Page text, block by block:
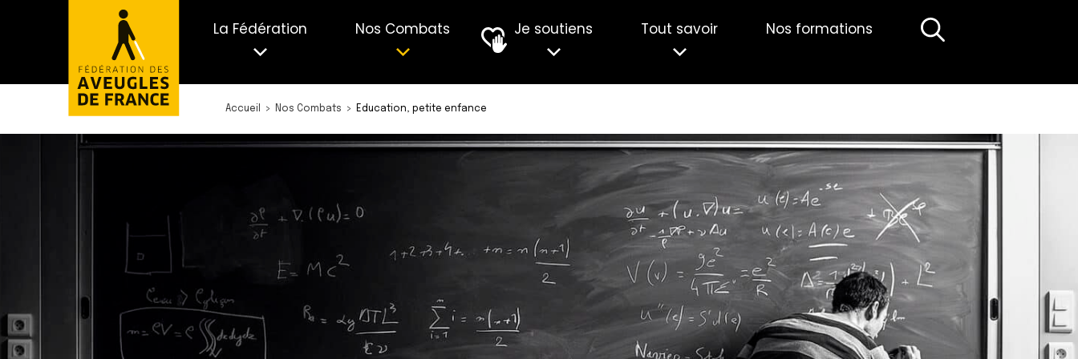
La Fédération Nos Combats Je soutiens Tout savoir Nos formations
Accueil Nos Combats Education, petite enfance